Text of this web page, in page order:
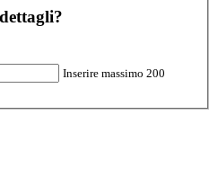
Inserire massimo 200